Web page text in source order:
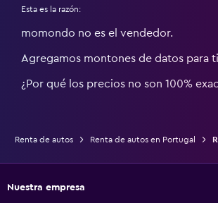
Esta es la razón:
momondo no es el vendedor.
Agregamos montones de datos para ti
¿Por qué los precios no son 100%
Renta de autos Renta de autos en Portugal
Nuestra empresa